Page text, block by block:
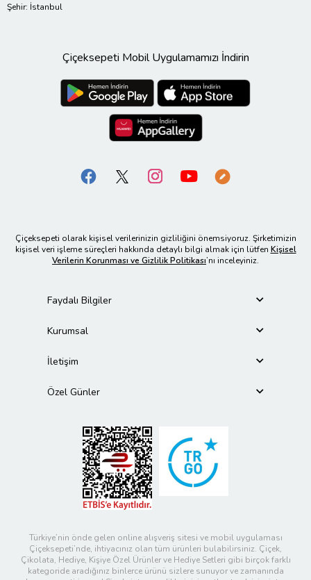
Şehir: İstanbul
Çiçeksepeti Mobil Uygulamamızı İndirin
Çiçeksepeti olarak kişisel verilerinizin gizliliğini önemsiyoruz. Şirketimizin
kişisel veri işleme süreçleri hakkında detaylı bilgi almak için lütfen Kişisel
Verilerin Korunması ve Gizlilik Politikası’nı inceleyiniz.
Faydalı Bilgiler
Kurumsal
İletişim
Özel Günler
Türkiye’nin önde gelen online alışveriş sitesi ve mobil uygulaması
Çiçeksepeti’nde, ihtiyacınız olan tüm ürünleri bulabilirsiniz. Çiçek,
Çikolata, Hediye, Kişiye Özel Ürünler ve Hediye Setleri gibi birçok farklı
kategoride aradığınız binlerce ürünü sizlere sunuyor ve zamanında